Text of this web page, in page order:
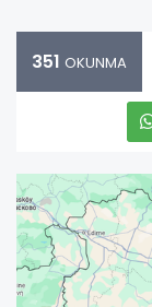
351 OKUNMA